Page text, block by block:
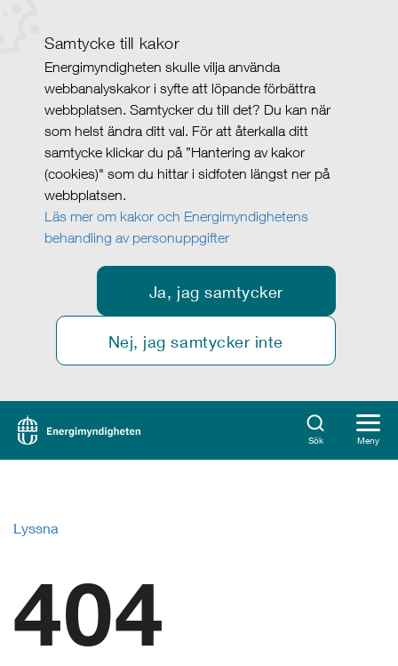
Samtycke till kakor
Energimyndigheten skulle vilja använda
webbanalyskakor i syfte att löpande förbättra
webbplatsen. Samtycker du till det? Du kan när
som helst ändra ditt val. För att återkalla ditt
samtycke klickar du på ”Hantering av kakor
(cookies)" som du hittar i sidfoten längst ner på
webbplatsen.
Läs mer om kakor och Energimyndighetens
behandling av personuppgifter
Ja, jag samtycker
Nej, jag samtycker inte
Sök Meny
Lyssna
404